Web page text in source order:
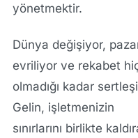
yönetmektir.
Dünya değişiyor,
evriliyor ve rekabet
olmadığı kadar
Gelin, işletmenizin
sınırlarını birlikte